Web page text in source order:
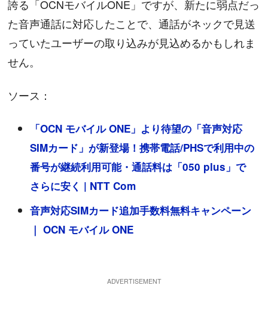
誇る「OCNモバイルONE」ですが、新たに弱点だっ
た音声通話に対応したことで、通話がネックで見送
っていたユーザーの取り込みが見込めるかもしれま
せん。
ソース：
「OCN モバイル ONE」より待望の「音声対応
SIMカード」が新登場！携帯電話/PHSで利用中の
番号が継続利用可能・通話料は「050 plus」で
さらに安く | NTT Com
音声対応SIMカード追加手数料無料キャンペーン
｜ OCN モバイル ONE